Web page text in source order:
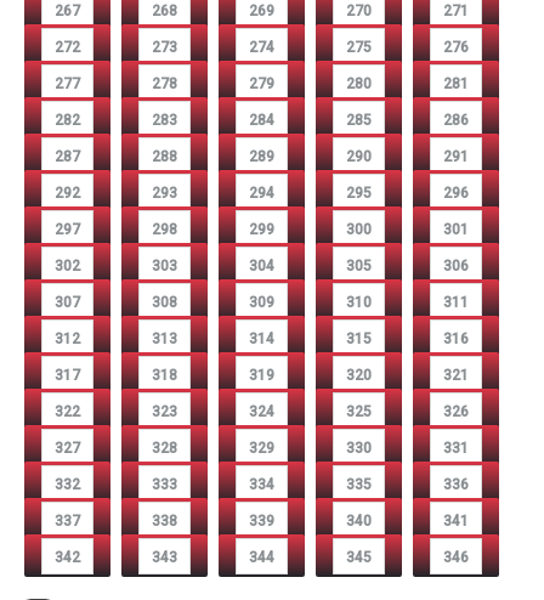
267 268 269 270 271
272 273 274 275 276
277 278 279 280 281
282 283 284 285 286
287 288 289 290 291
292 293 294 295 296
297 298 299 300 301
302 303 304 305 306
307 308 309 310 311
312 313 314 315 316
317 318 319 320 321
322 323 324 325 326
327 328 329 330 331
332 333 334 335 336
337 338 339 340 341
342 343 344 345 346